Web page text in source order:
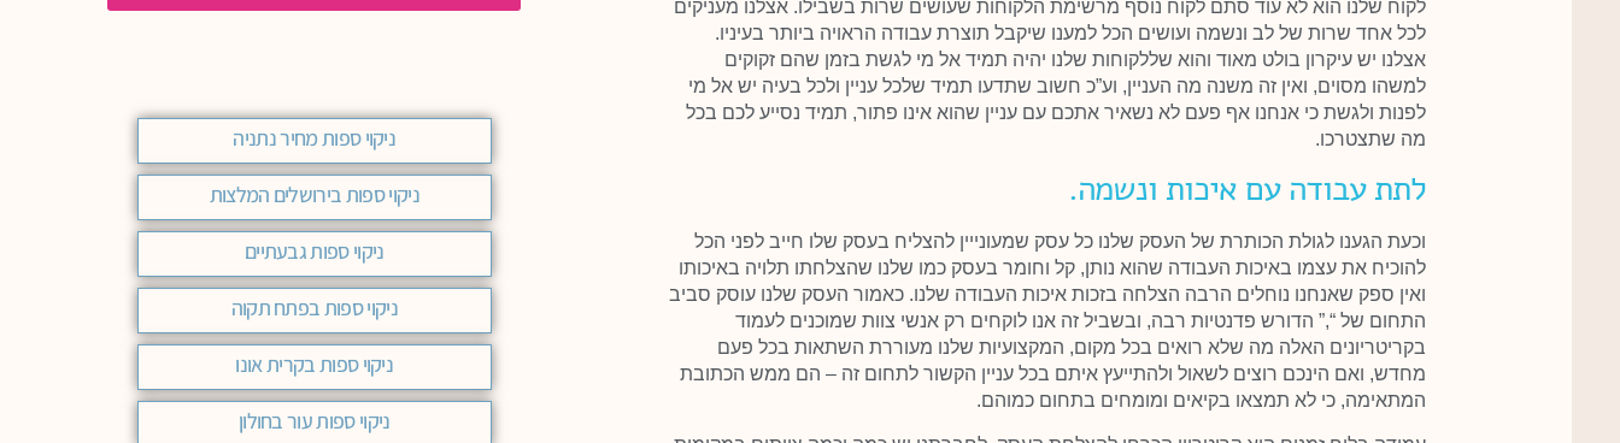
לקוח שלנו הוא לא עוד סתם לקוח נוסף מרשימת הלקוחות שעושים שרות בשבילו. אצלנו מעניקים
לכל אחד שרות של לב ונשמה ועושים הכל למענו שיקבל תוצרת עבודה הראויה ביותר בעיניו.
אצלנו יש עיקרון בולט מאוד והוא שללקוחות שלנו יהיה תמיד אל מי לגשת בזמן שהם זקוקים
למשהו מסוים, ואין זה משנה מה העניין, וע”כ חשוב שתדעו תמיד שלכל עניין ולכל בעיה יש אל מי
לפנות ולגשת כי אנחנו אף פעם לא נשאיר אתכם עם עניין שהוא אינו פתור, תמיד נסייע לכם בכל
מה שתצטרכו.
לתת עבודה עם איכות ונשמה.
וכעת הגענו לגולת הכותרת של העסק שלנו כל עסק שמעונייין להצליח בעסק שלו חייב לפני הכל
להוכיח את עצמו באיכות העבודה שהוא נותן, קל וחומר בעסק כמו שלנו שהצלחתו תלויה באיכותו
ואין ספק שאנחנו נוחלים הרבה הצלחה בזכות איכות העבודה שלנו. כאמור העסק שלנו עוסק סביב
התחום של “,” הדורש פדנטיות רבה, ובשביל זה אנו לוקחים רק אנשי צוות שמוכנים לעמוד
בקריטריונים האלה מה שלא רואים בכל מקום, המקצועיות שלנו מעוררת השתאות בכל פעם
מחדש, ואם הינכם רוצים לשאול ולהתייעץ איתם בכל עניין הקשור לתחום זה – הם ממש הכתובת
המתאימה, כי לא תמצאו בקיאים ומומחים בתחום כמוהם.
ניקוי ספות מחיר נתניה
ניקוי ספות בירושלים המלצות
ניקוי ספות גבעתיים
ניקוי ספות בפתח תקוה
ניקוי ספות בקרית אונו
ניקוי ספות עור בחולון